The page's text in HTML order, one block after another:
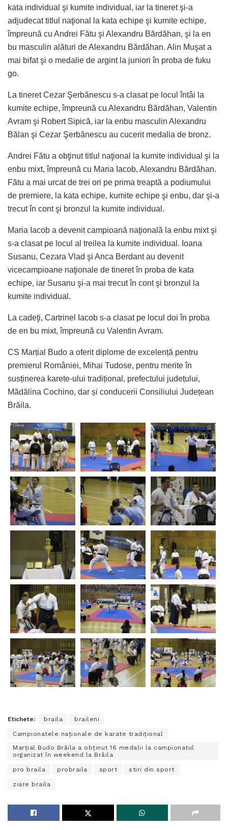
kata individual şi kumite individual, iar la tineret şi-a
adjudecat titlul naţional la kata echipe şi kumite echipe,
împreună cu Andrei Fătu şi Alexandru Bărdăhan, şi la en
bu masculin alături de Alexandru Bărdăhan. Alin Muşat a
mai bifat şi o medalie de argint la juniori în proba de fuku
go.
La tineret Cezar Şerbănescu s-a clasat pe locul întâi la
kumite echipe, împreună cu Alexandru Bărdăhan, Valentin
Avram şi Robert Sipică, iar la enbu masculin Alexandru
Bălan şi Cezar Şerbănescu au cucerit medalia de bronz.
Andrei Fătu a obţinut titlul naţional la kumite individual şi la
enbu mixt, împreună cu Maria Iacob, Alexandru Bărdăhan.
Fătu a mai urcat de trei ori pe prima treaptă a podiumului
de premiere, la kata echipe, kumite echipe şi enbu, dar şi-a
trecut în cont şi bronzul la kumite individual.
Maria Iacob a devenit campioană naţională la enbu mixt şi
s-a clasat pe locul al treilea la kumite individual. Ioana
Susanu, Cezara Vlad şi Anca Berdant au devenit
vicecampioane naţionale de tineret în proba de kata
echipe, iar Susanu şi-a mai trecut în cont şi bronzul la
kumite individual.
La cadeţi, Cartrinel Iacob s-a clasat pe locul doi în proba
de en bu mixt, împreună cu Valentin Avram.
CS Marțial Budo a oferit diplome de excelență pentru
premierul României, Mihai Tudose, pentru merite în
susținerea karete-ului tradițional, prefectului județului,
Mădălina Cochino, dar și conducerii Consiliului Județean
Brăila.
Etichete: braila braileni
Campionatele naționale de karate tradițional
Marțial Budo Brăila a obținut 16 medalii la campionatul
organizat în weekend la Brăila
pro braila probraila sport stiri din sport
ziare braila